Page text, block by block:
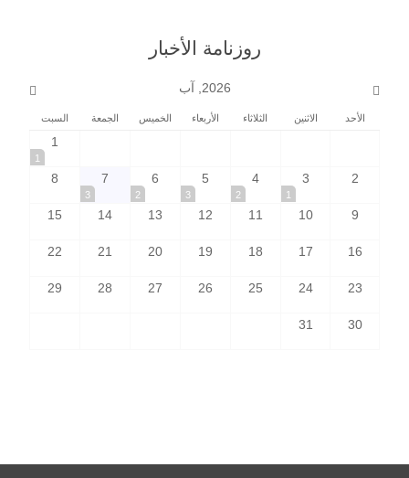
روزنامة الأخبار
2026, آب
الأحد الاثنين الثلاثاء الأربعاء الخميس الجمعة السبت
1
1
2
3
1
4
2
5
3
6
2
7
3
8
9
10
11
12
13
14
15
16
17
18
19
20
21
22
23
24
25
26
27
28
29
30
31